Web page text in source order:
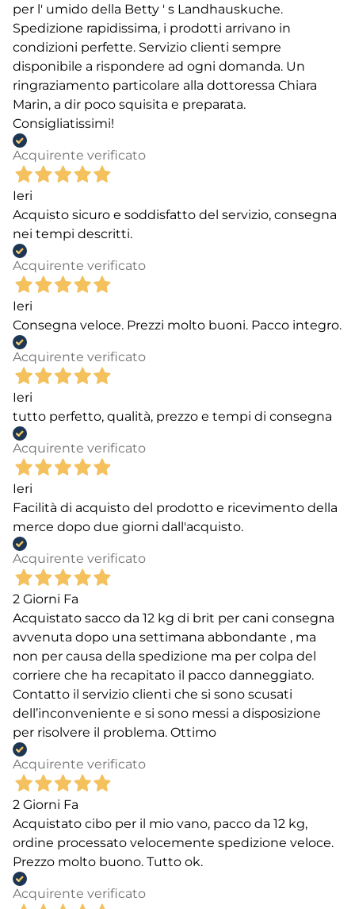
per l' umido della Betty ' s Landhauskuche.
Spedizione rapidissima, i prodotti arrivano in
condizioni perfette. Servizio clienti sempre
disponibile a rispondere ad ogni domanda. Un
ringraziamento particolare alla dottoressa Chiara
Marin, a dir poco squisita e preparata.
Consigliatissimi!
Acquirente verificato
Ieri
Acquisto sicuro e soddisfatto del servizio, consegna
nei tempi descritti.
Acquirente verificato
Ieri
Consegna veloce. Prezzi molto buoni. Pacco integro.
Acquirente verificato
Ieri
tutto perfetto, qualità, prezzo e tempi di consegna
Acquirente verificato
Ieri
Facilità di acquisto del prodotto e ricevimento della
merce dopo due giorni dall'acquisto.
Acquirente verificato
2 Giorni Fa
Acquistato sacco da 12 kg di brit per cani consegna
avvenuta dopo una settimana abbondante , ma
non per causa della spedizione ma per colpa del
corriere che ha recapitato il pacco danneggiato.
Contatto il servizio clienti che si sono scusati
dell’inconveniente e si sono messi a disposizione
per risolvere il problema. Ottimo
Acquirente verificato
2 Giorni Fa
Acquistato cibo per il mio vano, pacco da 12 kg,
ordine processato velocemente spedizione veloce.
Prezzo molto buono. Tutto ok.
Acquirente verificato